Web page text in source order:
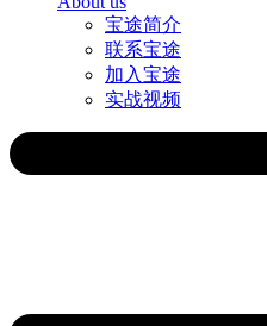
宝途简介
联系宝途
加入宝途
实战视频